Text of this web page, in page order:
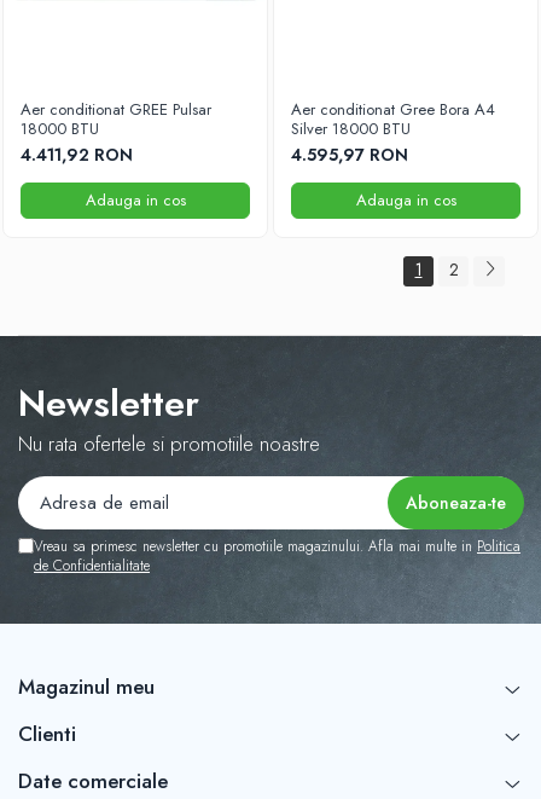
Aer conditionat GREE Pulsar
18000 BTU
4.411,92 RON
Adauga in cos
Aer conditionat Gree Bora A4
Silver 18000 BTU
4.595,97 RON
Adauga in cos
1 2
Newsletter
Nu rata ofertele si promotiile noastre
Vreau sa primesc newsletter cu promotiile magazinului. Afla mai multe in Politica
de Confidentialitate
Magazinul meu
Clienti
Date comerciale